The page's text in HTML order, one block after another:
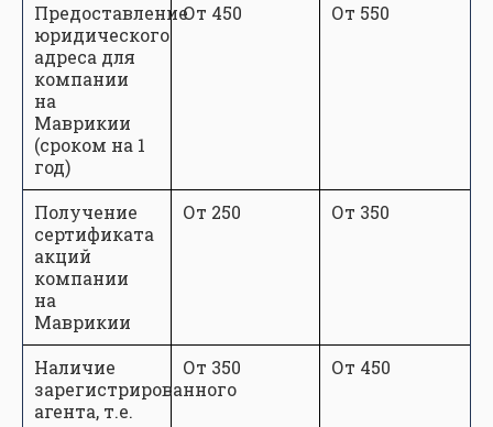
Предоставление
юридического
адреса для
компании
на
Маврикии
(сроком на 1
год)
От 450 От 550
Получение
сертификата
акций
компании
на
Маврикии
От 250 От 350
Наличие
зарегистрированного
агента, т.е.
От 350 От 450